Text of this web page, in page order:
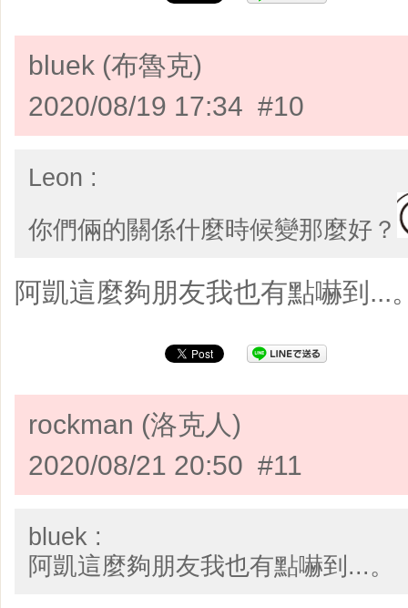
bluek (布魯克)
2020/08/19 17:34 #10
Leon :
你們倆的關係什麼時候變那麼好？
阿凱這麼夠朋友我也有點嚇到...
rockman (洛克人)
2020/08/21 20:50 #11
bluek :
阿凱這麼夠朋友我也有點嚇到...。